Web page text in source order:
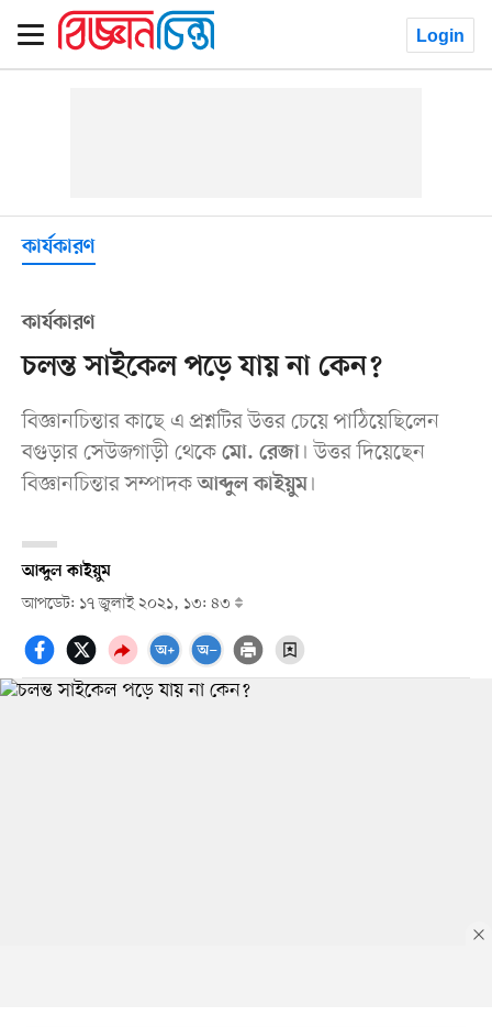
Login
কার্যকারণ
কার্যকারণ
চলন্ত সাইকেল পড়ে যায় না কেন?
বিজ্ঞানচিন্তার কাছে এ প্রশ্নটির উত্তর চেয়ে পাঠিয়েছিলেন
বগুড়ার সেউজগাড়ী থেকে মো. রেজা। উত্তর দিয়েছেন
বিজ্ঞানচিন্তার সম্পাদকআব্দুল কাইয়ুম।
আব্দুল কাইয়ুম
আপডেট: ১৭ জুলাই ২০২১, ১৩: ৪৩